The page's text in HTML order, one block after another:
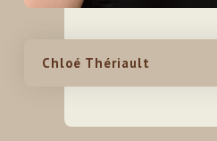
Chloé Thériault